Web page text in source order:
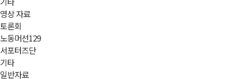
영상 자료
토론회
노동머선129
서포터즈단
기타
일반자료